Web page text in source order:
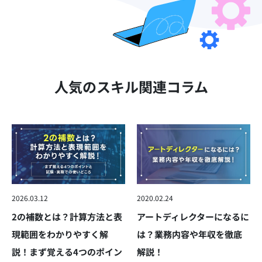
人気のスキル関連コラム
2026.03.12
2の補数とは？計算方法と表
現範囲をわかりやすく解
説！まず覚える4つのポイン
2020.02.24
アートディレクターになるに
は？業務内容や年収を徹底
解説！